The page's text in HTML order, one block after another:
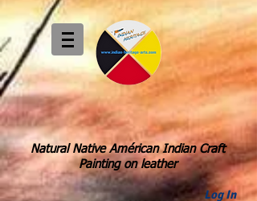
Natural Native Américan Indian Craft
Painting on leather
Log In